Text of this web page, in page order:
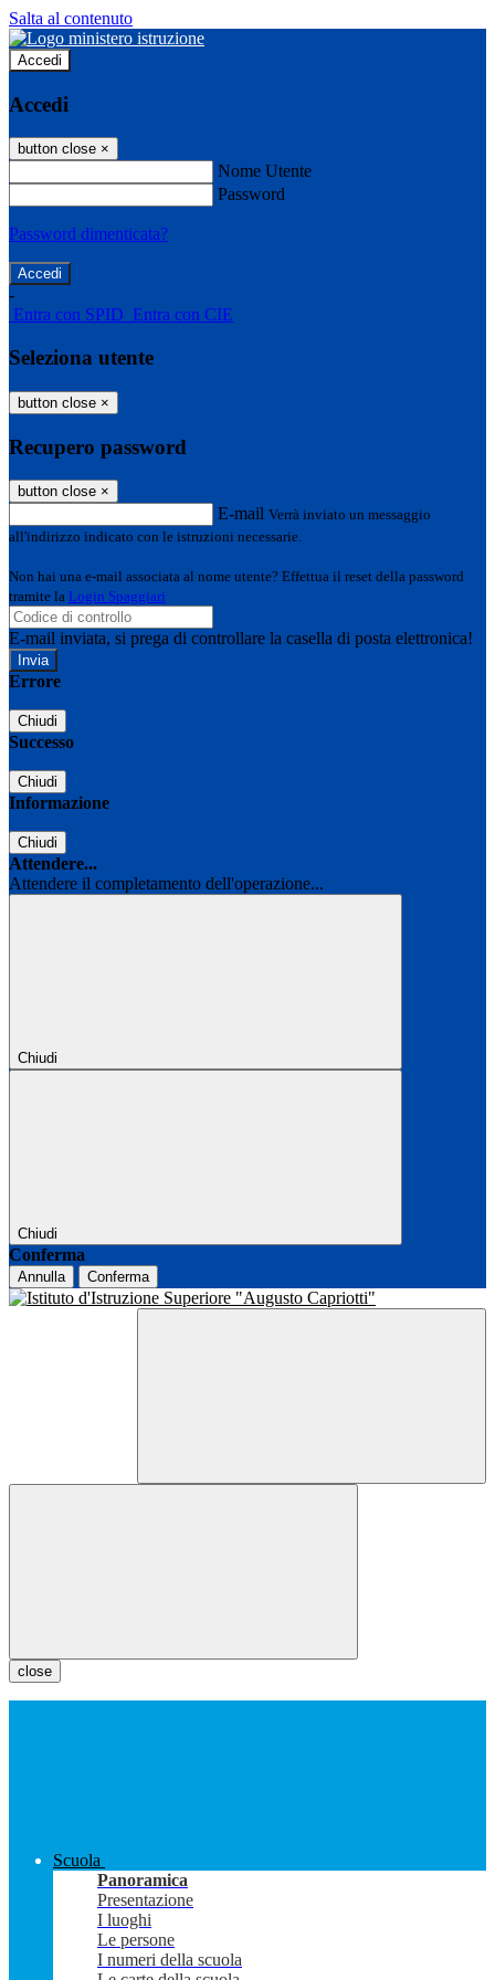
Salta al contenuto
Accedi
Accedi
button close ×
Nome Utente
Password
Password dimenticata?
-
Entra con SPID Entra con CIE
Seleziona utente
button close ×
Recupero password
button close ×
E-mail Verrà inviato un messaggio
all'indirizzo indicato con le istruzioni necessarie.
Non hai una e-mail associata al nome utente? Effettua il reset della password
tramite la Login Spaggiari
E-mail inviata, si prega di controllare la casella di posta elettronica!
Errore
Chiudi
Successo
Chiudi
Informazione
Chiudi
Attendere...
Attendere il completamento dell'operazione...
Chiudi
Chiudi
Conferma
Annulla Conferma
close
Scuola
Panoramica
Presentazione
I luoghi
Le persone
I numeri della scuola